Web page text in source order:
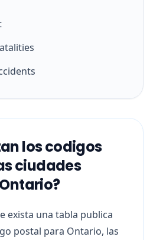
los codigos
ciudades
exista una tabla publica
postal para Ontario, las